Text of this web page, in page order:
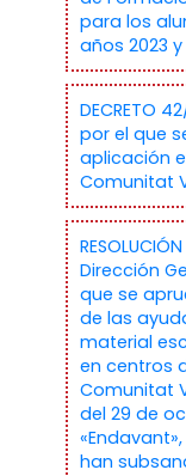
para los
años 2023 y
DECRETO
por el que
aplicación
Comunitat
Dirección
que se
de las
material
en centros
Comunitat
del 29 de
han